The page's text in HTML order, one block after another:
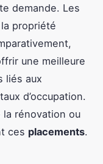
demande. Les
propriété
une meilleure
liés aux
d’occupation.
rénovation ou
ces placements.